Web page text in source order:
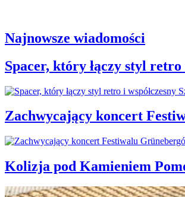
Najnowsze wiadomości
Spacer, który łączy styl
Zachwycający koncert
Kolizja pod Kamieniem